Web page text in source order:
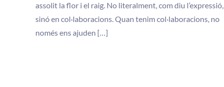
assolit la flor i el raig. No literalment, com diu l’expressió,
sinó en col·laboracions. Quan tenim col·laboracions, no
només ens ajuden […]